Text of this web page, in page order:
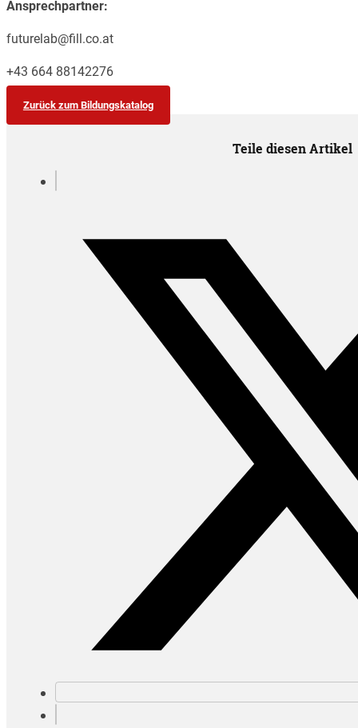
Ansprechpartner:
futurelab@fill.co.at
+43 664 88142276
Zurück zum Bildungskatalog
Teile diesen Artikel